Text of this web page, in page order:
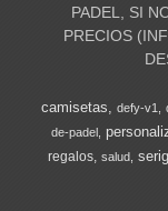
PADEL, SI
PRECIOS (
camisetas defy-v1
de-padel
regalos
salud